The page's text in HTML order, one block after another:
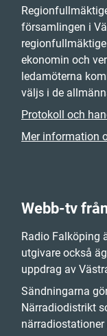
församlingen i
ekonomin och
ledamöterna
väljs i de
Protokoll och
Mer information
Webb-tv
Radio Falköping
utgivare också
uppdrag av
Sändningarna
Närradiodistrikt
närradiostationer